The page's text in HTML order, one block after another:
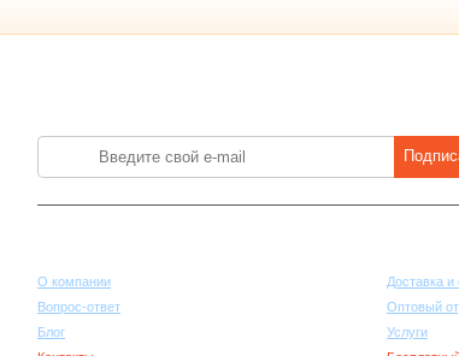
О компании
Вопрос-ответ
Блог
Доставка и
Оптовый
Услуги